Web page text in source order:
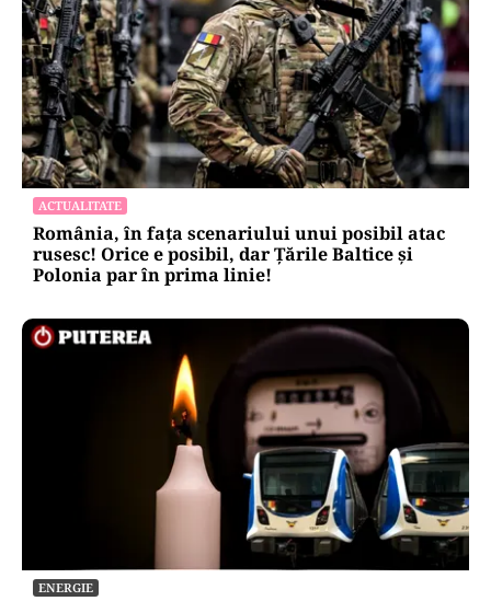
ACTUALITATE
România, în fața scenariului unui posibil atac
rusesc! Orice e posibil, dar Țările Baltice și
Polonia par în prima linie!
ENERGIE